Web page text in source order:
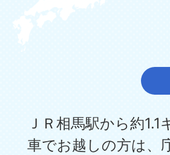
ＪＲ相馬駅から約
車でお越しの方は、